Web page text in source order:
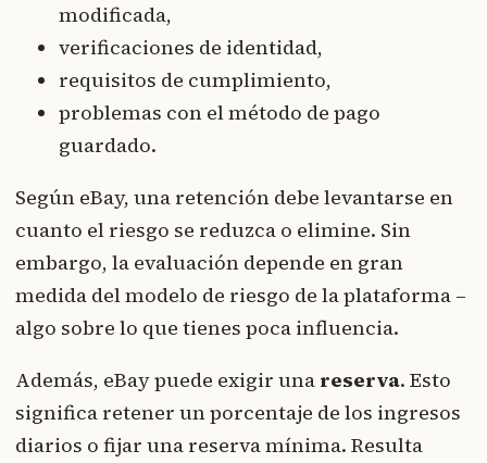
modificada,
verificaciones de identidad,
requisitos de cumplimiento,
problemas con el método de pago
guardado.
Según eBay, una retención debe levantarse en
cuanto el riesgo se reduzca o elimine. Sin
embargo, la evaluación depende en gran
medida del modelo de riesgo de la plataforma –
algo sobre lo que tienes poca influencia.
Además, eBay puede exigir una reserva. Esto
significa retener un porcentaje de los ingresos
diarios o fijar una reserva mínima. Resulta